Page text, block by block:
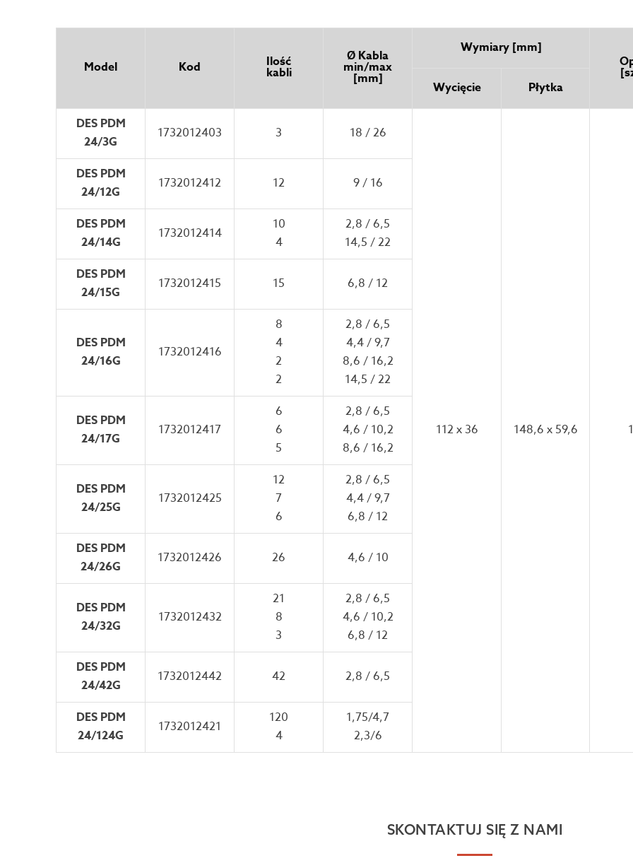
Model Kod Ilość
kabli
Ø Kabla
min/max
[mm]
Wymiary [mm]
Wycięcie
Płytka
DES PDM
24/3G
1732012403 3 18 / 26
112 x 36 148,6 x 59,6
DES PDM
24/12G
1732012412 12 9 / 16
DES PDM
24/14G
1732012414
10
4
2,8 / 6,5
14,5 / 22
DES PDM
24/15G
1732012415 15 6,8 / 12
DES PDM
24/16G
1732012416
8
4
2
2
2,8 / 6,5
4,4 / 9,7
8,6 / 16,2
14,5 / 22
DES PDM
24/17G
1732012417
6
6
5
2,8 / 6,5
4,6 / 10,2
8,6 / 16,2
DES PDM
24/25G
1732012425
12
7
6
2,8 / 6,5
4,4 / 9,7
6,8 / 12
DES PDM
24/26G
1732012426 26 4,6 / 10
DES PDM
24/32G
1732012432
21
8
3
2,8 / 6,5
4,6 / 10,2
6,8 / 12
DES PDM
24/42G
1732012442 42 2,8 / 6,5
DES PDM
24/124G
1732012421
120
4
1,75/4,7
2,3/6
SKONTAKTUJ SIĘ Z NAMI